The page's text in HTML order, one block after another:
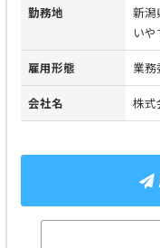
勤務地
新
いや
雇用形態 業務
会社名 株式